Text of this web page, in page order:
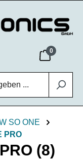
0
SO ONE
PRO
(8)